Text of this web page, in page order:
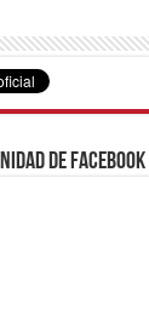
de Facebook